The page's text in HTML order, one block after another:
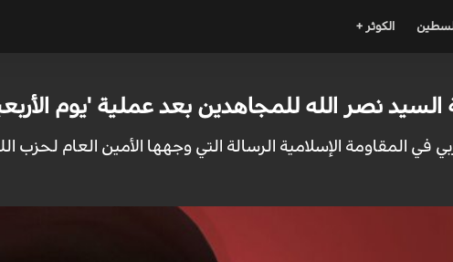
الكوثر +
السيد نصر الله للمجاهدين بعد عملية 'يوم
في المقاومة الإسلامية الرسالة التي وجهها الأمين العام